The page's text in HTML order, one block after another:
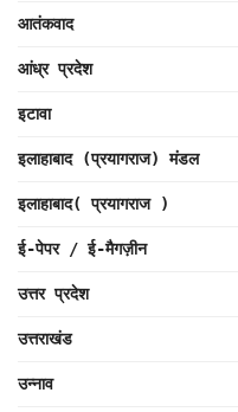
आतंकवाद
आंध्र प्रदेश
इटावा
इलाहाबाद (प्रयागराज) मंडल
इलाहाबाद( प्रयागराज )
ई-पेपर / ई-मैगज़ीन
उत्तर प्रदेश
उत्तराखंड
उन्नाव